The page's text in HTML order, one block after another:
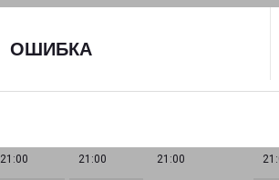
ОШИБКА
21:00
21:00
21:00